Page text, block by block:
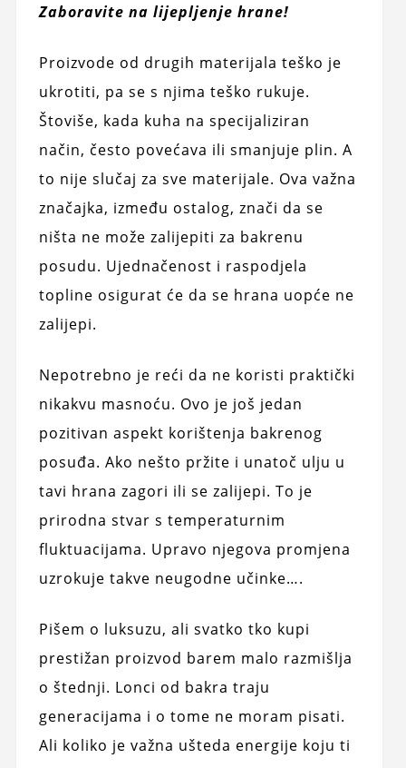
Zaboravite na lijepljenje hrane!
Proizvode od drugih materijala teško je
ukrotiti, pa se s njima teško rukuje.
Štoviše, kada kuha na specijaliziran
način, često povećava ili smanjuje plin. A
to nije slučaj za sve materijale. Ova važna
značajka, između ostalog, znači da se
ništa ne može zalijepiti za bakrenu
posudu. Ujednačenost i raspodjela
topline osigurat će da se hrana uopće ne
zalijepi.
Nepotrebno je reći da ne koristi praktički
nikakvu masnoću. Ovo je još jedan
pozitivan aspekt korištenja bakrenog
posuđa. Ako nešto pržite i unatoč ulju u
tavi hrana zagori ili se zalijepi. To je
prirodna stvar s temperaturnim
fluktuacijama. Upravo njegova promjena
uzrokuje takve neugodne učinke….
Pišem o luksuzu, ali svatko tko kupi
prestižan proizvod barem malo razmišlja
o štednji. Lonci od bakra traju
generacijama i o tome ne moram pisati.
Ali koliko je važna ušteda energije koju ti